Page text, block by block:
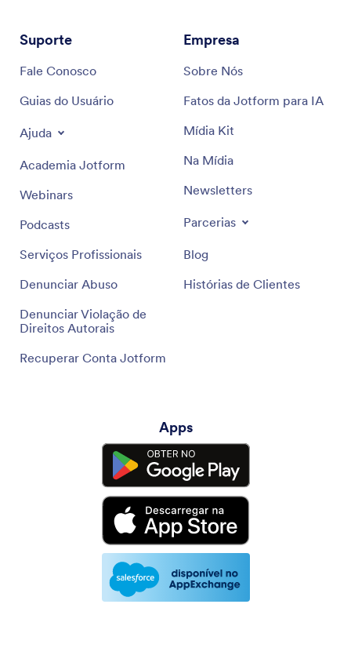
Suporte
Fale Conosco
Guias do Usuário
Ajuda
Academia Jotform
Webinars
Podcasts
Serviços Profissionais
Denunciar Abuso
Denunciar Violação de
Direitos Autorais
Recuperar Conta Jotform
Empresa
Sobre Nós
Fatos da Jotform para IA
Mídia Kit
Na Mídia
Newsletters
Parcerias
Blog
Histórias de Clientes
Apps